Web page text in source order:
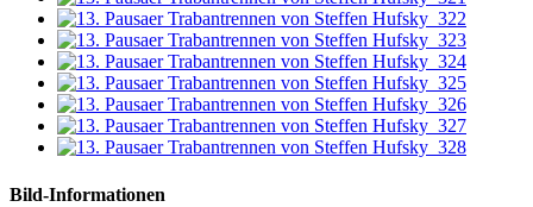
Bild-Informationen